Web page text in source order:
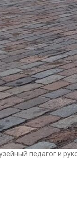
педагог и